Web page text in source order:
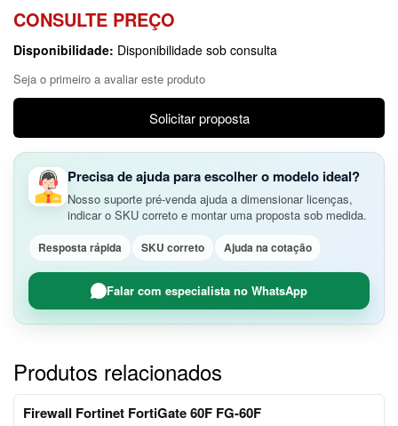
CONSULTE PREÇO
Disponibilidade: Disponibilidade sob consulta
Seja o primeiro a avaliar este produto
Solicitar proposta
Precisa de ajuda para escolher o modelo ideal?
Nosso suporte pré-venda ajuda a dimensionar licenças,
indicar o SKU correto e montar uma proposta sob medida.
Resposta rápida SKU correto Ajuda na cotação
Falar com especialista no WhatsApp
Produtos relacionados
Firewall Fortinet FortiGate 60F FG-60F